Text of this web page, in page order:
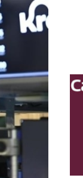
gelecek